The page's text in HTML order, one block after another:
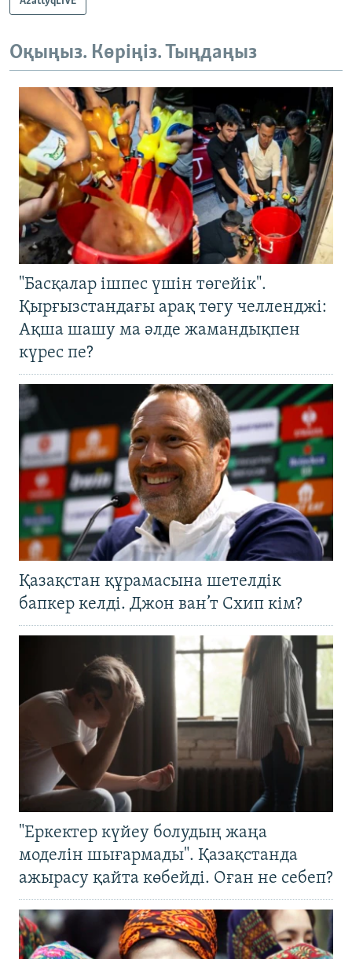
Оқыңыз. Көріңіз. Тыңдаңыз
"Басқалар ішпес үшін төгейік".
Қырғызстандағы арақ төгу челленджі:
Ақша шашу ма әлде жамандықпен
күрес пе?
Қазақстан құрамасына шетелдік
бапкер келді. Джон ван’т Схип кім?
"Еркектер күйеу болудың жаңа
моделін шығармады". Қазақстанда
ажырасу қайта көбейді. Оған не себеп?